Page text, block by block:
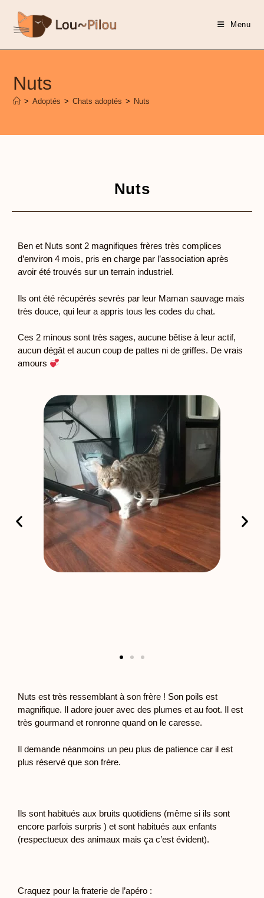
Menu
Nuts
> Adoptés > Chats adoptés > Nuts
Nuts
Ben et Nuts sont 2 magnifiques frères très complices
d’environ 4 mois, pris en charge par l’association après
avoir été trouvés sur un terrain industriel.
Ils ont été récupérés sevrés par leur Maman sauvage mais
très douce, qui leur a appris tous les codes du chat.
Ces 2 minous sont très sages, aucune bêtise à leur actif,
aucun dégât et aucun coup de pattes ni de griffes. De vrais
amours
Nuts est très ressemblant à son frère ! Son poils est
magnifique. Il adore jouer avec des plumes et au foot. Il est
très gourmand et ronronne quand on le caresse.
Il demande néanmoins un peu plus de patience car il est
plus réservé que son frère.
Ils sont habitués aux bruits quotidiens (même si ils sont
encore parfois surpris ) et sont habitués aux enfants
(respectueux des animaux mais ça c’est évident).
Craquez pour la fraterie de l’apéro :